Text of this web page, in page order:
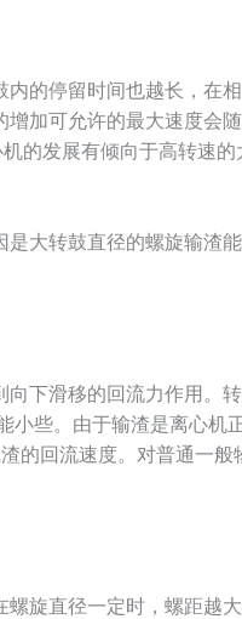
的停留时间也越长，在
加可允许的最大速度会
的发展有倾向于高转速
大转鼓直径的螺旋输渣
下滑移的回流力作用。
些。由于输渣是离心机
的回流速度。对普通一
旋直径一定时，螺距越